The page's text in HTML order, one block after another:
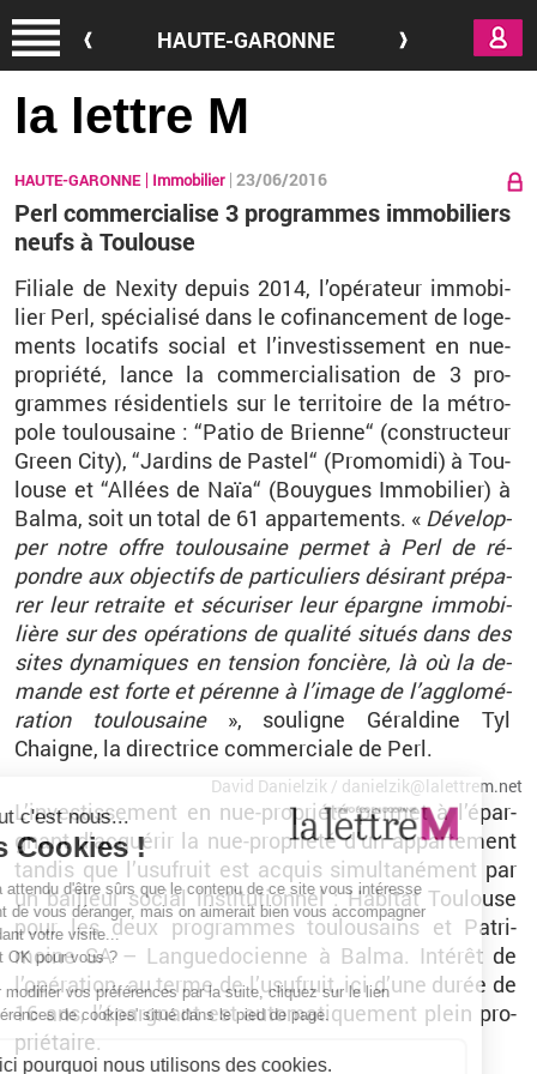
HAUTE-GARONNE
la lettre M
HAUTE-GARONNE Immobilier 23/06/2016
Perl commercialise 3 programmes immobiliers
neufs à Toulouse
Fi­liale de Nexity de­puis 2014, l’opé­ra­teur im­mo­bi­
lier Perl, spé­cia­lisé dans le co­fi­nan­ce­ment de lo­ge­
ments lo­ca­tifs so­cial et l’in­ves­tis­se­ment en nue-
pro­priété, lance la com­mer­cia­li­sa­tion de 3 pro­
grammes ré­si­den­tiels sur le ter­ri­toire de la mé­tro­
pole tou­lou­saine : “Patio de Brienne“ (construc­teur
Green City), “Jar­dins de Pas­tel“ (Pro­mo­midi) à Tou­
louse et “Al­lées de Naïa“ (Bouygues Im­mo­bi­lier) à
Balma, soit un total de 61 ap­par­te­ments. « Dé­ve­lop­
per notre offre tou­lou­saine per­met à Perl de ré­
pondre aux ob­jec­tifs de par­ti­cu­liers dé­si­rant pré­pa­
rer leur re­traite et sé­cu­ri­ser leur épargne im­mo­bi­
lière sur des opé­ra­tions de qua­lité si­tués dans des
sites dy­na­miques en ten­sion fon­cière, là où la de­
mande est forte et pé­renne à l’image de l’ag­glo­mé­
ra­tion tou­lou­saine », sou­ligne Gé­ral­dine Tyl
Chaigne, la di­rec­trice com­mer­ciale de Perl.
David Da­niel­zik / da­niel­zik@​la­let­trem.​net
L’in­ves­tis­se­ment en nue-pro­priété per­met à l’épar­
gnant d’ac­qué­rir la nue-pro­priété d’un ap­par­te­ment
tan­dis que l’usu­fruit est ac­quis si­mul­ta­né­ment par
un bailleur so­cial ins­ti­tu­tion­nel : Ha­bi­tat Tou­louse
pour les deux pro­grammes tou­lou­sains et Pa­tri­
moine SA – Lan­gue­do­cienne à Balma. In­té­rêt de
l’opé­ra­tion, au terme de l’usu­fruit, ici d’une durée de
16 ans, l’épar­gnant est au­to­ma­ti­que­ment plein pro­
prié­taire.